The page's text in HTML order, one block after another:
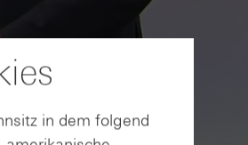
in dem folgend